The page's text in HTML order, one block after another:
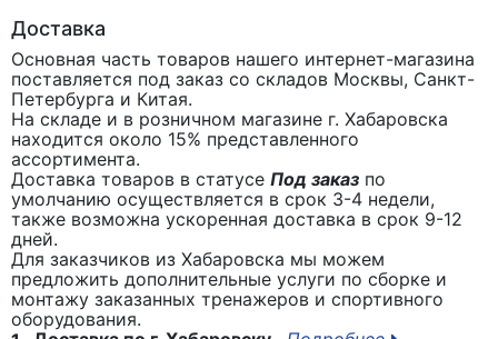
Доставка
Основная часть товаров нашего интернет-магазина
поставляется под заказ со складов Москвы, Санкт-
Петербурга и Китая.
На складе и в розничном магазине г. Хабаровска
находится около 15% представленного
ассортимента.
Доставка товаров в статусе Под заказ по
умолчанию осуществляется в срок 3-4 недели,
также возможна ускоренная доставка в срок 9-12
дней.
Для заказчиков из Хабаровска мы можем
предложить дополнительные услуги по сборке и
монтажу заказанных тренажеров и спортивного
оборудования.